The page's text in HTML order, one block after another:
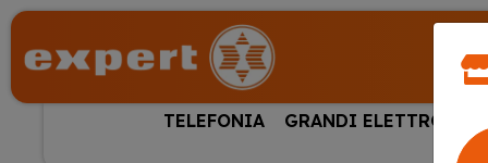
TELEFONIA GRANDI